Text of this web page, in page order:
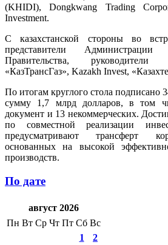
(KHIDI), Dongkwang Trading
Investment.
С казахстанской стороны во
представители
Правительства,
«КазТрансГаз», Kazakh Invest,
По итогам круглого стола подписано
сумму 1,7 млрд долларов, в том
документ и 13 некоммерческих.
по совместной реализации
предусматривают трансферт
основанных на высокой
производств.
По дате
август 2026
Пн Вт Ср Чт Пт Сб Вс
1
2